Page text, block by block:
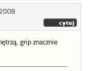
grip znacznie